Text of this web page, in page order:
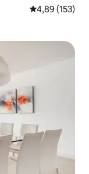
Classificação
4,89 (153)